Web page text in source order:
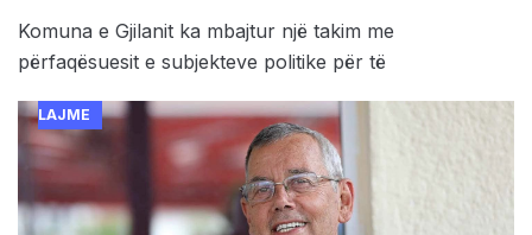
Komuna e Gjilanit ka mbajtur një takim me
përfaqësuesit e subjekteve politike për të
LAJME